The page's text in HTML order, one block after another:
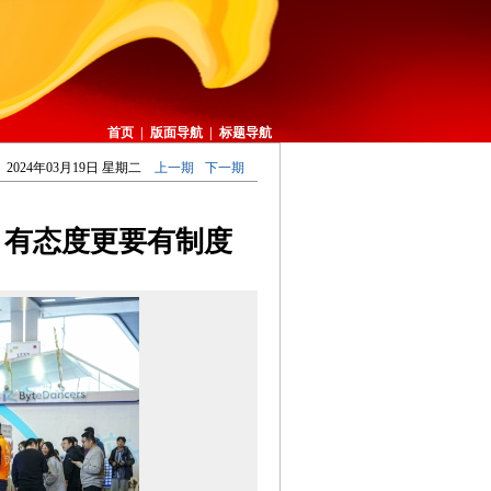
首页 版面导航 标题导航
2024年03月19日 星期二 上一期 下一期
态度更要有制度